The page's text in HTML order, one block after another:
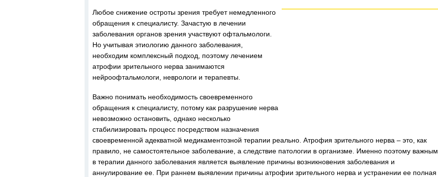
Любое снижение остроты зрения требует немедленного
обращения к специалисту. Зачастую в лечении
заболевания органов зрения участвуют офтальмологи.
Но учитывая этиологию данного заболевания,
необходим комплексный подход, поэтому лечением
атрофии зрительного нерва занимаются
нейроофтальмологи, неврологи и терапевты.
Важно понимать необходимость своевременного
обращения к специалисту, потому как разрушение нерва
невозможно остановить, однако несколько
стабилизировать процесс посредством назначения
своевременной адекватной медикаментозной терапии реально. Атрофия зрительного нерва – это, как
правило, не самостоятельное заболевание, а следствие патологии в организме. Именно поэтому важным
в терапии данного заболевания является выявление причины возникновения заболевания и
аннулирование ее. При раннем выявлении причины атрофии зрительного нерва и устранении ее полная